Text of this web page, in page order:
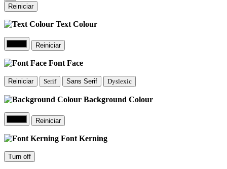
Reiniciar
Text Colour
Reiniciar
Font Face
Reiniciar Serif Sans Serif Dyslexic
Background Colour
Reiniciar
Font Kerning
Turn off